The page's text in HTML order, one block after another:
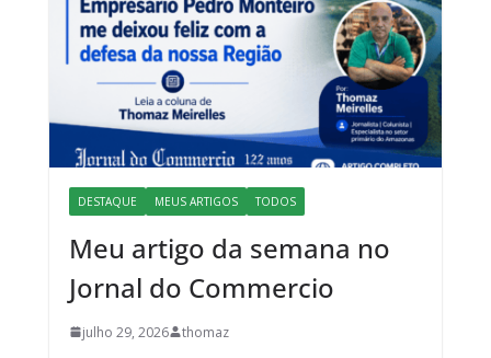
DESTAQUE MEUS ARTIGOS TODOS
Meu artigo da semana no
Jornal do Commercio
julho 29, 2026 thomaz